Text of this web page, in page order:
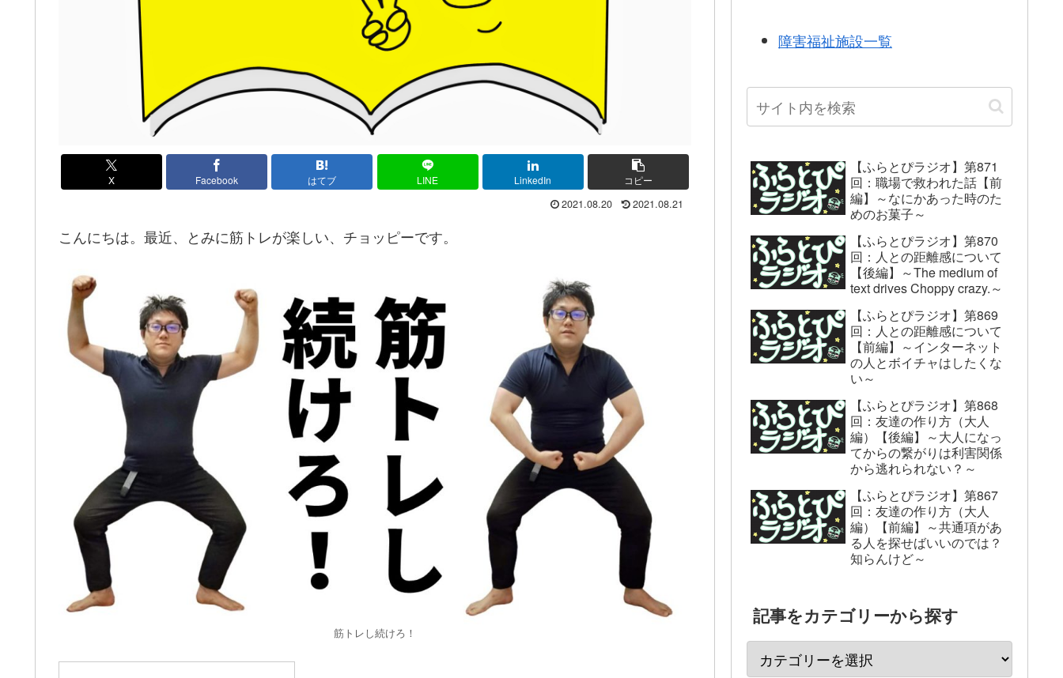
X Facebook はてブ LINE LinkedIn コピー
2021.08.20 2021.08.21
こんにちは。最近、とみに筋トレが楽しい、チョッピーです。
筋トレし続けろ！
障害福祉施設一覧
【ふらとぴラジオ】第871
回：職場で救われた話【前
編】～なにかあった時のた
めのお菓子～
【ふらとぴラジオ】第870
回：人との距離感について
【後編】～The medium of
text drives Choppy crazy.～
【ふらとぴラジオ】第869
回：人との距離感について
【前編】～インターネット
の人とボイチャはしたくな
い～
【ふらとぴラジオ】第868
回：友達の作り方（大人
編）【後編】～大人になっ
てからの繋がりは利害関係
から逃れられない？～
【ふらとぴラジオ】第867
回：友達の作り方（大人
編）【前編】～共通項があ
る人を探せばいいのでは？
知らんけど～
記事をカテゴリーから探す